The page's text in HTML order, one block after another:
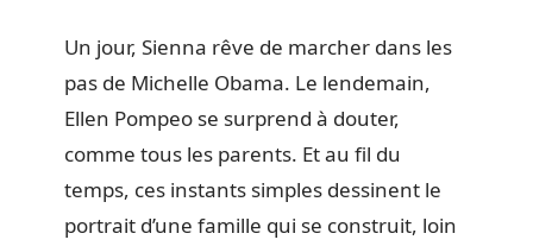
Un jour, Sienna rêve de marcher dans les
pas de Michelle Obama. Le lendemain,
Ellen Pompeo se surprend à douter,
comme tous les parents. Et au fil du
temps, ces instants simples dessinent le
portrait d’une famille qui se construit, loin